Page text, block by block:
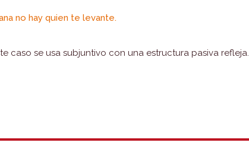
no hay quien te levante.
caso se usa subjuntivo con una estructura pasiva refleja.